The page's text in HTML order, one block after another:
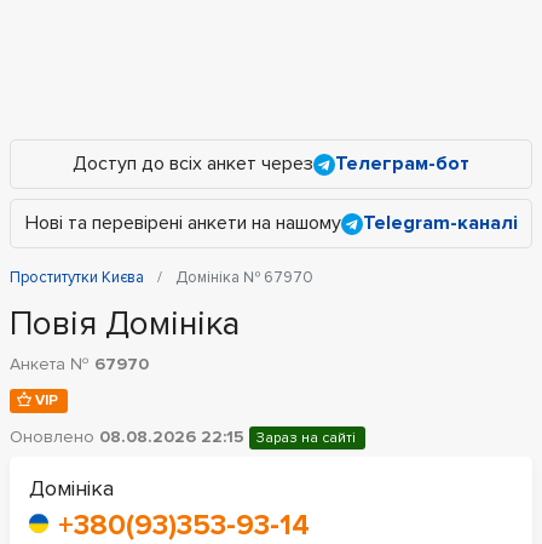
Доступ до всіх анкет через Телеграм-бот
Нові та перевірені анкети на нашому Telegram-каналі
Проститутки Києва Домініка № 67970
Повія Домініка
Анкета № 67970
VIP
Оновлено 08.08.2026 22:15 Зараз на сайті
Домініка
+380(93)353-93-14